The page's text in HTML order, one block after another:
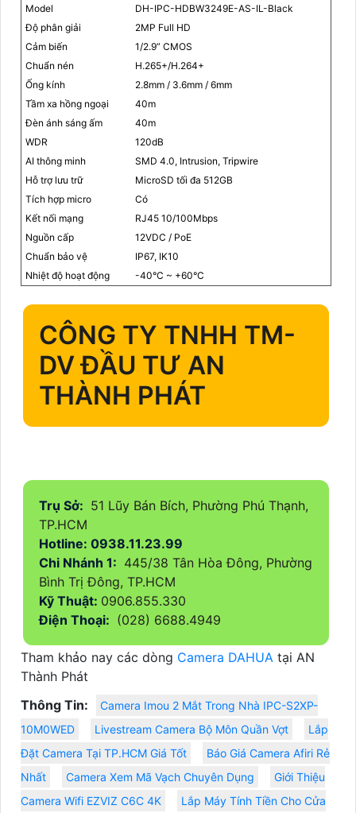
Model
DH-IPC-HDBW3249E-AS-IL-Black
Độ phân giải
2MP Full HD
Cảm biến
1/2.9” CMOS
Chuẩn nén
H.265+/H.264+
Ống kính
2.8mm / 3.6mm / 6mm
Tầm xa hồng ngoại
40m
Đèn ánh sáng ấm
40m
WDR
120dB
AI thông minh
SMD 4.0, Intrusion, Tripwire
Hỗ trợ lưu trữ
MicroSD tối đa 512GB
Tích hợp micro
Có
Kết nối mạng
RJ45 10/100Mbps
Nguồn cấp
12VDC / PoE
Chuẩn bảo vệ
IP67, IK10
Nhiệt độ hoạt động
-40°C ~ +60°C
CÔNG TY TNHH TM-
DV ĐẦU TƯ AN
THÀNH PHÁT
Trụ Sở: 51 Lũy Bán Bích, Phường Phú Thạnh,
TP.HCM
Hotline: 0938.11.23.99
Chi Nhánh 1: 445/38 Tân Hòa Đông, Phường
Bình Trị Đông, TP.HCM
Kỹ Thuật: 0906.855.330
Điện Thoại: (028) 6688.4949
Tham khảo nay các dòng Camera DAHUA tại AN
Thành Phát
Thông Tin:
Camera Imou 2 Mắt Trong Nhà IPC-S2XP-
10M0WED
Livestream Camera Bộ Môn Quần Vợt
Lắp
Đặt Camera Tại TP.HCM Giá Tốt
Báo Giá Camera Afiri Rẻ
Nhất
Camera Xem Mã Vạch Chuyên Dụng
Giới Thiệu
Camera Wifi EZVIZ C6C 4K
Lắp Máy Tính Tiền Cho Cửa